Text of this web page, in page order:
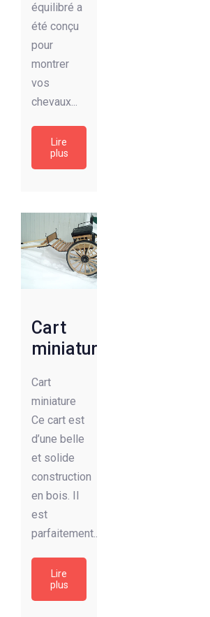
équilibré a
été conçu
pour
montrer
vos
chevaux...
Lire
plus
Cart
miniature
Cart
miniature
Ce cart est
d’une belle
et solide
construction
en bois. Il
est
parfaitement...
Lire
plus